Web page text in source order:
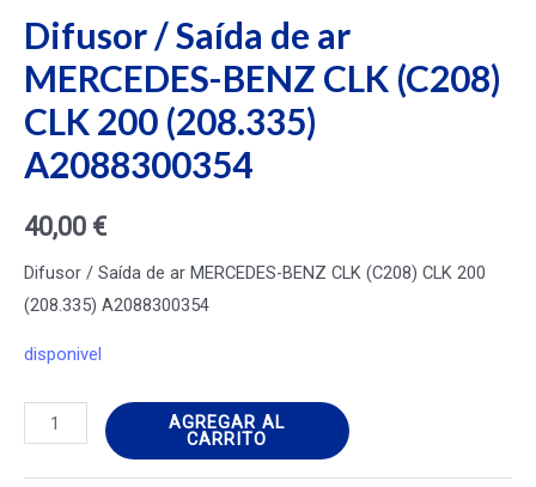
Difusor / Saída de ar
MERCEDES-BENZ CLK (C208)
CLK 200 (208.335)
A2088300354
40,00 €
Difusor / Saída de ar MERCEDES-BENZ CLK (C208) CLK 200
(208.335) A2088300354
disponivel
Difusor
/
Saída
AGREGAR AL
CARRITO